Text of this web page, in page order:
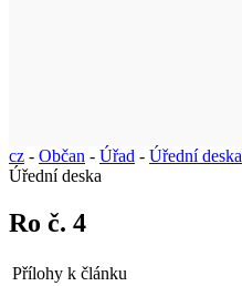
cz - Občan - Úřad - Úřední deska
Úřední deska
Ro č. 4
Přílohy k článku